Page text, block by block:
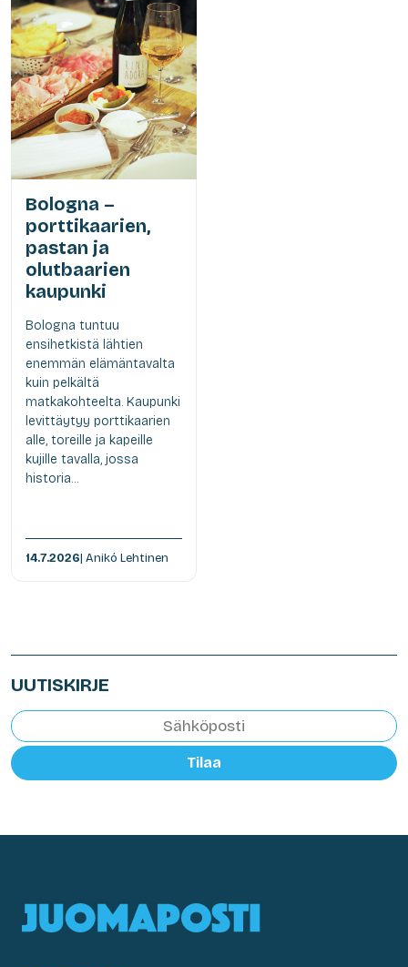
Bologna –
porttikaarien,
pastan ja
olutbaarien
kaupunki
Bologna tuntuu
ensihetkistä lähtien
enemmän elämäntavalta
kuin pelkältä
matkakohteelta. Kaupunki
levittäytyy porttikaarien
alle, toreille ja kapeille
kujille tavalla, jossa
historia...
14.7.2026| Anikó Lehtinen
UUTISKIRJE
Tilaa